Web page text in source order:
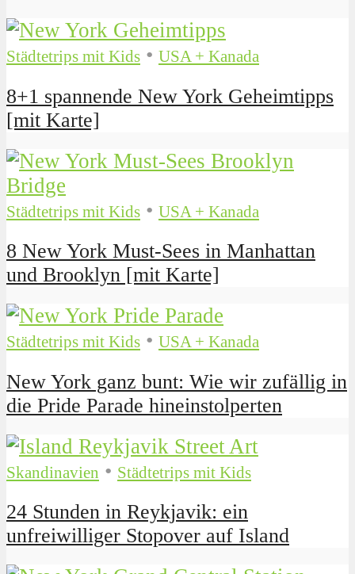
Städtetrips mit Kids • USA + Kanada
8+1 spannende New York Geheimtipps
[mit Karte]
Städtetrips mit Kids • USA + Kanada
8 New York Must-Sees in Manhattan
und Brooklyn [mit Karte]
Städtetrips mit Kids • USA + Kanada
New York ganz bunt: Wie wir zufällig in
die Pride Parade hineinstolperten
Skandinavien • Städtetrips mit Kids
24 Stunden in Reykjavik: ein
unfreiwilliger Stopover auf Island